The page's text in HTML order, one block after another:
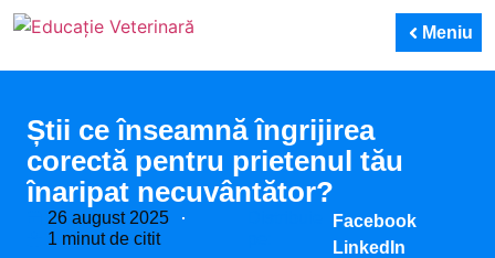
Meniu
Știi ce înseamnă îngrijirea
corectă pentru prietenul tău
înaripat necuvântător?
26 august 2025
1 minut de citit
Facebook
LinkedIn